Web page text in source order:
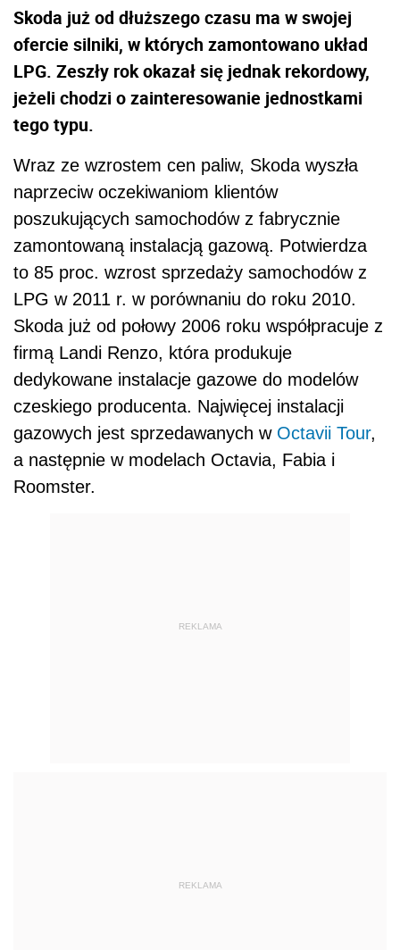
Skoda już od dłuższego czasu ma w swojej
ofercie silniki, w których zamontowano układ
LPG. Zeszły rok okazał się jednak rekordowy,
jeżeli chodzi o zainteresowanie jednostkami
tego typu.
Wraz ze wzrostem cen paliw, Skoda wyszła
naprzeciw oczekiwaniom klientów
poszukujących samochodów z fabrycznie
zamontowaną instalacją gazową. Potwierdza
to 85 proc. wzrost sprzedaży samochodów z
LPG w 2011 r. w porównaniu do roku 2010.
Skoda już od połowy 2006 roku współpracuje z
firmą Landi Renzo, która produkuje
dedykowane instalacje gazowe do modelów
czeskiego producenta. Najwięcej instalacji
gazowych jest sprzedawanych w Octavii Tour,
a następnie w modelach Octavia, Fabia i
Roomster.
REKLAMA
REKLAMA